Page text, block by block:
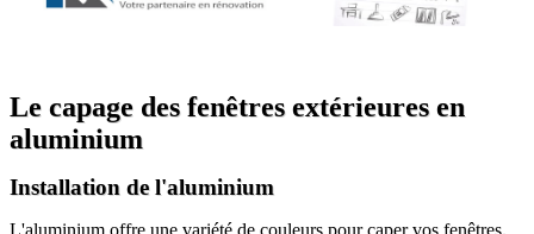
Le capage des fenêtres extérieures en
aluminium
Installation de l'aluminium